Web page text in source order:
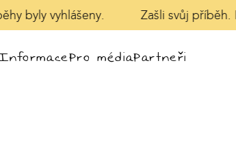
byly vyhlášeny. Zašli svůj příběh.
Pro médiaPartneři